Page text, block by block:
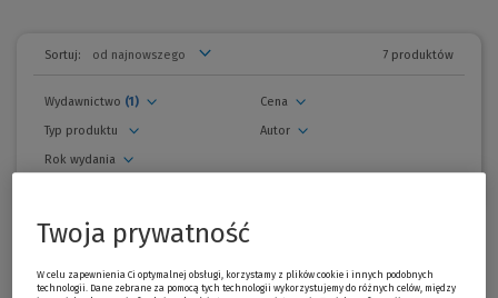
Sortuj: 7 produktów
Wydawnictwo (1)
Autor
Cena
Rok wydania
Typ produktu
zwiń
Wszystkie produkty
Promocja!
Twoja prywatność
W celu zapewnienia Ci optymalnej obsługi, korzystamy z plików cookie i innych podobnych
technologii. Dane zebrane za pomocą tych technologii wykorzystujemy do różnych celów, między